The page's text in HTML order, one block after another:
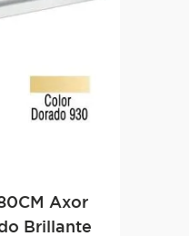
Axor
Brillante